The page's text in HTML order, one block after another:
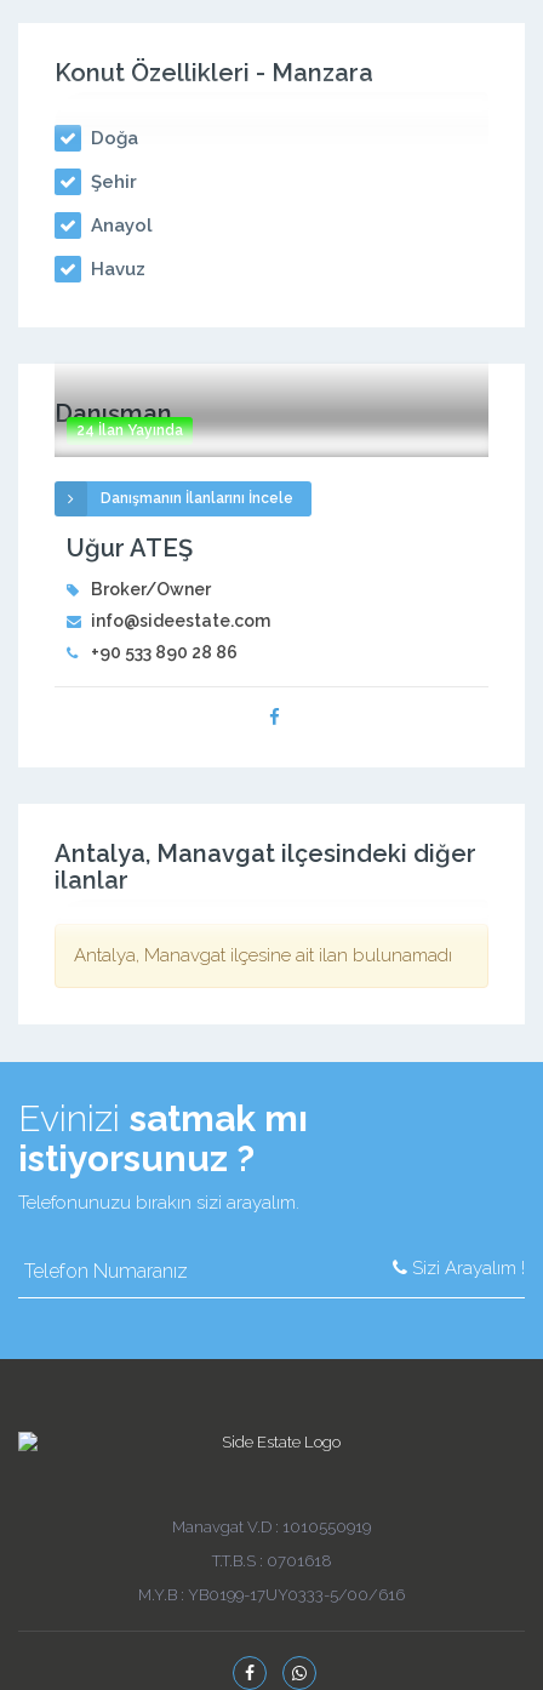
Konut Özellikleri - Manzara
Doğa
Şehir
Anayol
Havuz
Danışman
24 İlan Yayında
Danışmanın İlanlarını İncele
Uğur ATEŞ
Broker/Owner
info@sideestate.com
+90 533 890 28 86
Antalya, Manavgat ilçesindeki diğer
ilanlar
Antalya, Manavgat ilçesine ait ilan bulunamadı
Evinizi satmak mı
istiyorsunuz ?
Telefonunuzu bırakın sizi arayalım.
Sizi Arayalım !
Manavgat V.D : 1010550919
T.T.B.S : 0701618
M.Y.B : YB0199-17UY0333-5/00/616